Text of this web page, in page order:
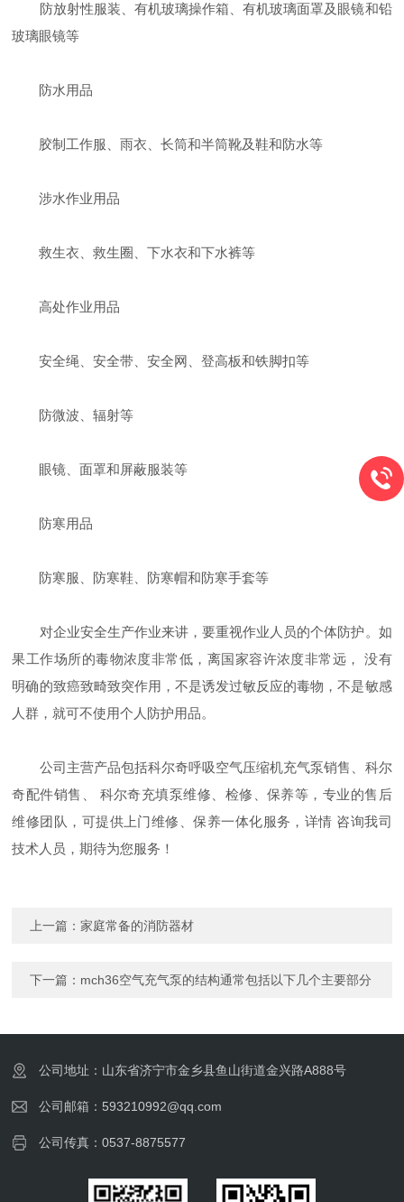
防放射性服装、有机玻璃操作箱、有机玻璃面罩及眼镜和铅
玻璃眼镜等
防水用品
胶制工作服、雨衣、长筒和半筒靴及鞋和防水等
涉水作业用品
救生衣、救生圈、下水衣和下水裤等
高处作业用品
安全绳、安全带、安全网、登高板和铁脚扣等
防微波、辐射等
眼镜、面罩和屏蔽服装等
防寒用品
防寒服、防寒鞋、防寒帽和防寒手套等
对企业安全生产作业来讲，要重视作业人员的个体防护。如
果工作场所的毒物浓度非常低，离国家容许浓度非常远， 没有
明确的致癌致畸致突作用，不是诱发过敏反应的毒物，不是敏感
人群，就可不使用个人防护用品。
公司主营产品包括科尔奇呼吸空气压缩机充气泵销售、科尔
奇配件销售、 科尔奇充填泵维修、检修、保养等，专业的售后
维修团队，可提供上门维修、保养一体化服务，详情 咨询我司
技术人员，期待为您服务！
上一篇：家庭常备的消防器材
下一篇： mch36空气充气泵的结构通常包括以下几个主要部分
公司地址：山东省济宁市金乡县鱼山街道金兴路A888号
公司邮箱：593210992@qq.com
公司传真：0537-8875577